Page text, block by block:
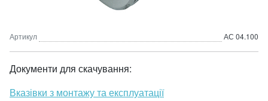
Артикул АС 04.100
Документи для скачування:
Вказівки з монтажу та експлуатації